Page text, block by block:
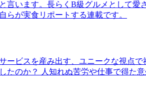
います。長らくB級グルメとして
が実食リポートする連載です。
ビスを産み出す、ユニークな視点
のか？ 人知れぬ苦労や仕事で得た